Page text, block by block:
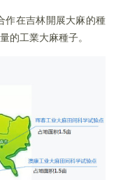
作在吉林開展大麻的種
的工業大麻種子。